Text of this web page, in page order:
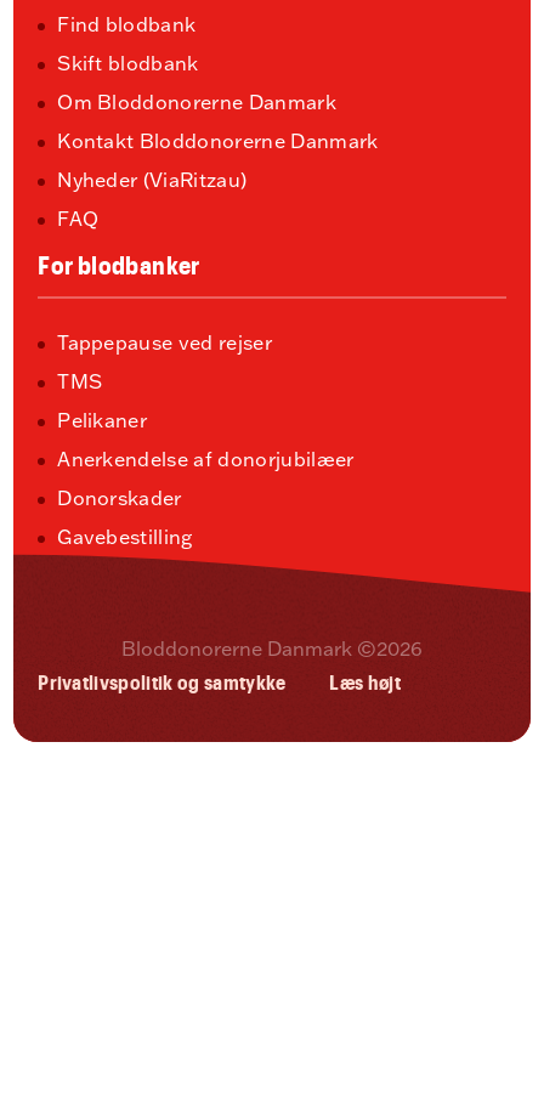
Find blodbank
Skift blodbank
Om Bloddonorerne Danmark
Kontakt Bloddonorerne Danmark
Nyheder (ViaRitzau)
FAQ
For blodbanker
Tappepause ved rejser
TMS
Pelikaner
Anerkendelse af donorjubilæer
Donorskader
Gavebestilling
Bloddonorerne Danmark ©2026
Privatlivspolitik og samtykke Læs højt